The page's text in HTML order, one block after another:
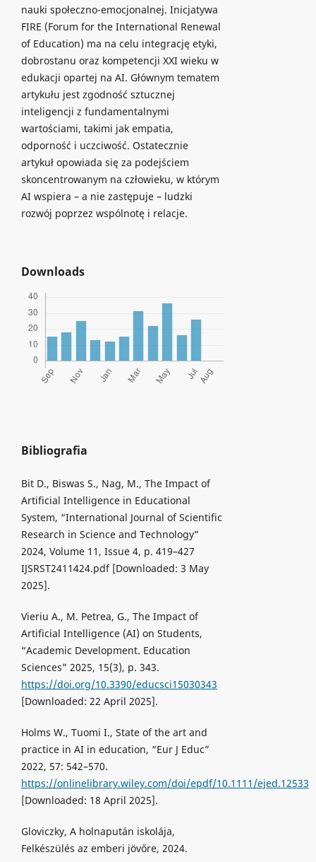
nauki społeczno-emocjonalnej. Inicjatywa
FIRE (Forum for the International Renewal
of Education) ma na celu integrację etyki,
dobrostanu oraz kompetencji XXI wieku w
edukacji opartej na AI. Głównym tematem
artykułu jest zgodność sztucznej
inteligencji z fundamentalnymi
wartościami, takimi jak empatia,
odporność i uczciwość. Ostatecznie
artykuł opowiada się za podejściem
skoncentrowanym na człowieku, w którym
AI wspiera – a nie zastępuje – ludzki
rozwój poprzez wspólnotę i relacje.
Downloads
Bibliografia
Bit D., Biswas S., Nag, M., The Impact of
Artificial Intelligence in Educational
System, “International Journal of Scientific
Research in Science and Technology”
2024, Volume 11, Issue 4, p. 419–427
IJSRST2411424.pdf [Downloaded: 3 May
2025].
Vieriu A., M. Petrea, G., The Impact of
Artificial Intelligence (AI) on Students,
“Academic Development. Education
Sciences” 2025, 15(3), p. 343.
https://doi.org/10.3390/educsci15030343
[Downloaded: 22 April 2025].
Holms W., Tuomi I., State of the art and
practice in AI in education, “Eur J Educ”
2022, 57: 542–570.
https://onlinelibrary.wiley.com/doi/epdf/10.1111/ejed.12533
[Downloaded: 18 April 2025].
Gloviczky, A holnapután iskolája,
Felkészülés az emberi jövőre, 2024.